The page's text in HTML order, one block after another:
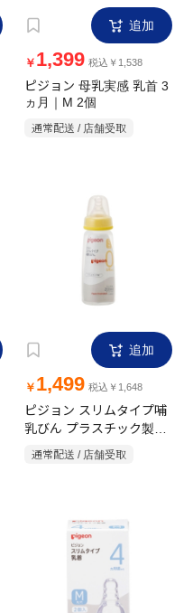
追加
￥ 1,399 税込￥1,538
ピジョン 母乳実感 乳首 3
ヵ月｜M 2個
通常配送 / 店舗受取
追加
￥ 1,499 税込￥1,648
ピジョン スリムタイプ哺
乳びん プラスチック製
240ml
通常配送 / 店舗受取